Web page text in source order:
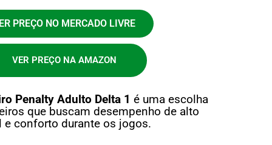
PREÇO NO MERCADO LIVRE
VER PREÇO NA AMAZON
Penalty Adulto Delta 1 é uma escolha
que buscam desempenho de alto
e conforto durante os jogos.